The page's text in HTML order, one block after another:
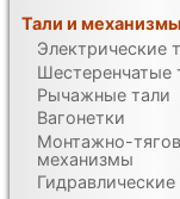
Тали и механизмы
Электрические
Шестеренчатые
Рычажные тали
Вагонетки
Монтажно-
механизмы